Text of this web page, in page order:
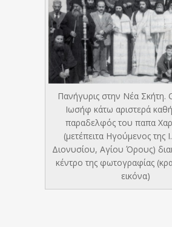
Πανήγυρις στην Νέα Σκήτη.
Ιωσήφ κάτω αριστερά
παραδελφός του παπα
(μετέπειτα Ηγούμενος της
Διονυσίου, Αγίου Όρους)
κέντρο της φωτογραφίας
εικόνα)